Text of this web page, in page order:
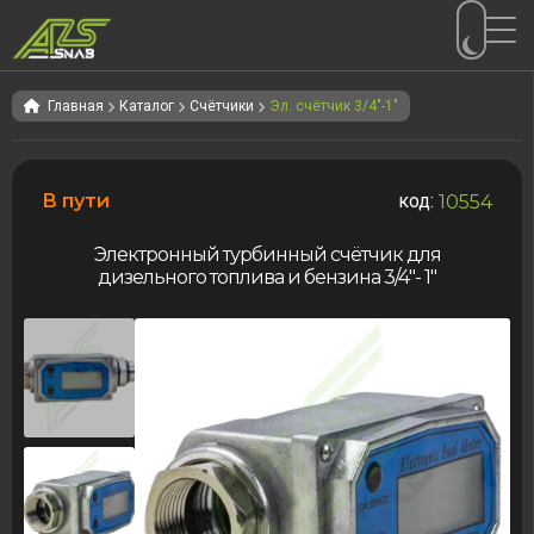
Перейти
к
Перейти
к
Главная Каталог Счётчики Эл. счётчик 3/4"-1"
В пути код: 10554
Электронный турбинный счётчик для
дизельного топлива и бензина 3/4″- 1″